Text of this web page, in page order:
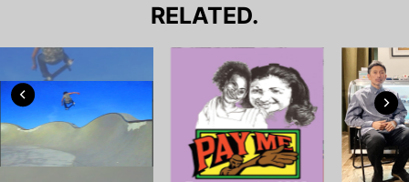
RELATED.